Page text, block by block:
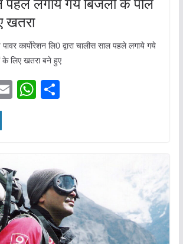
खतरा
पावर कार्पोरेशन लि0 द्वारा चालीस साल पहले लगाये गये
के लिए खतरा बने हुए
E W
A
p
p
S